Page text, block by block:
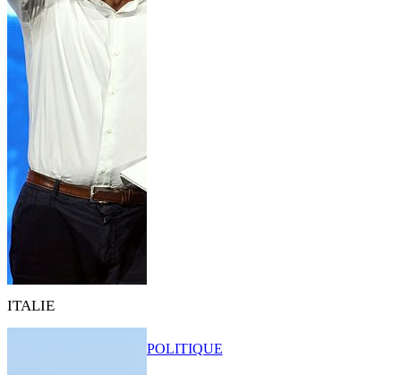
ITALIE
POLITIQUE